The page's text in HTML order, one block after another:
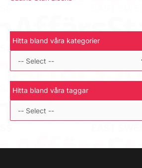
Hitta bland våra kategorier
Hitta bland våra taggar